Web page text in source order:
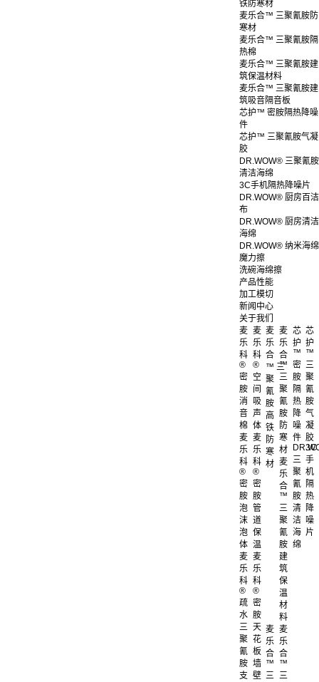
铁防寒材
麦乐合™ 三聚氰胺防
寒材
麦乐合™ 三聚氰胺隔
热棉
麦乐合™ 三聚氰胺建
筑保温材料
麦乐合™ 三聚氰胺建
筑吸音隔音板
芯护™ 密胺隔热降噪
件
芯护™ 三聚氰胺气凝
胶
DR.WOW® 三聚氰胺
清洁海绵
3C手机隔热降噪片
DR.WOW® 厨房百洁
布
DR.WOW® 厨房清洁
海绵
DR.WOW® 纳米海绵
魔力擦
洗碗海绵擦
产品性能
加工模切
新闻中心
关于我们
麦
乐
科
®
密
胺
消
音
棉
麦
乐
科
®
空
间
吸
声
体
麦
乐
科
®
密
胺
泡
沫
泡
体
麦
乐
科
®
密
胺
管
道
保
温
麦
乐
科
®
疏
水
三
聚
氰
胺
支
麦
乐
科
®
密
胺
天
花
板
墙
壁
麦
乐
合
™ 三
聚
氰
胺
高
铁
防
寒
材
麦
乐
合
™
三
聚
氰
胺
防
寒
材
麦
乐
合
™
三
聚
氰
胺
建
筑
保
温
材
料
麦
乐
合
™
三
麦
乐
合
™
三
芯
护
™
密
胺
隔
热
降
噪
件
芯
护
™
三
聚
氰
胺
气
凝
胶
三
聚
氰
胺
清
洁
海
绵
3C
手
机
隔
热
降
噪
片